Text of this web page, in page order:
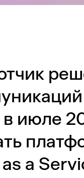
июле
a